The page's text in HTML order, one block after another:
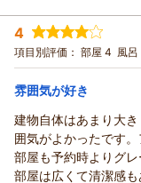
私共はお客様に再び
います。
豊かな自然に囲まれ
お気に召していただ
大変光栄に存じます。
ます。
この度賜りましたお
ご提供できるよう、
宿泊時期： 2026年05月
投稿者： すかさん(男性/
宿泊プラン： お手軽なご
菜も食べ放題ディナー＝
宿泊価格帯： 13,001～
ホテル・フロラシオン
平素は格別のご愛顧
先般もホテル・フロ
4
項目別評価： 部屋 4 風呂
雰囲気が好き
建物自体はあまり大
囲気がよかったです
部屋も予約時よりグレ
部屋は広くて清潔感